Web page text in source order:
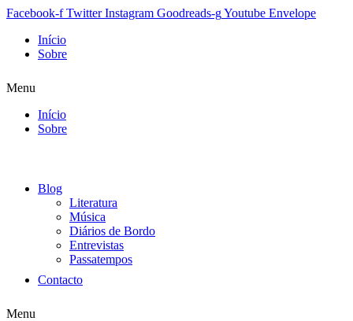
Facebook-f Twitter Instagram Goodreads-gYoutube Envelope
Início
Sobre
Menu
Início
Sobre
Blog
Literatura
Música
Diários de Bordo
Entrevistas
Passatempos
Contacto
Menu